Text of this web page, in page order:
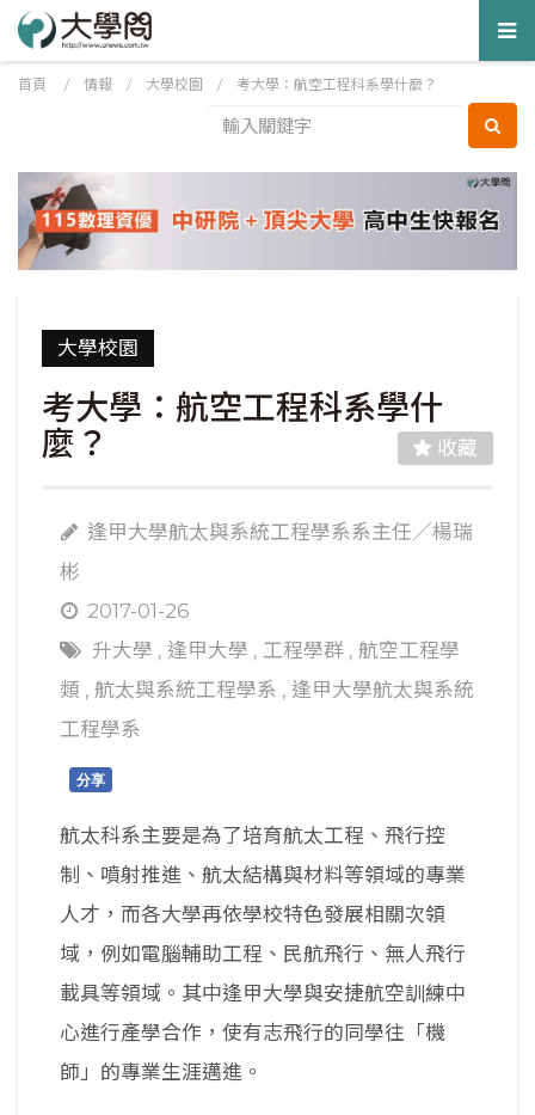
首頁 / 情報 / 大學校園 / 考大學：航空工程科系學什麼？
大學校園
考大學：航空工程科系學什
麼？
收藏
逢甲大學航太與系統工程學系系主任／楊瑞
彬
2017-01-26
升大學 , 逢甲大學 , 工程學群 , 航空工程學
類 , 航太與系統工程學系 , 逢甲大學航太與系統
工程學系
分享
航太科系主要是為了培育航太工程、飛行控
制、噴射推進、航太結構與材料等領域的專業
人才，而各大學再依學校特色發展相關次領
域，例如電腦輔助工程、民航飛行、無人飛行
載具等領域。其中逢甲大學與安捷航空訓練中
心進行產學合作，使有志飛行的同學往「機
師」的專業生涯邁進。